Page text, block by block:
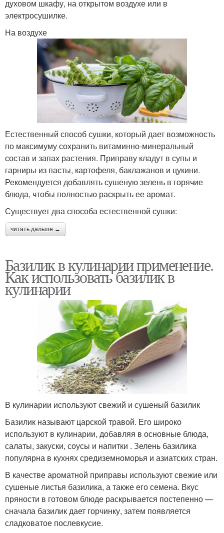
духовом шкафу, на открытом воздухе или в
электросушилке.
На воздухе
Естественный способ сушки, который дает возможность
по максимуму сохранить витаминно-минеральный
состав и запах растения. Приправу кладут в супы и
гарниры из пасты, картофеля, баклажанов и цукини.
Рекомендуется добавлять сушеную зелень в горячие
блюда, чтобы полностью раскрыть ее аромат.
Существует два способа естественной сушки:
читать дальше →
Базилик в кулинарии применение.
Как использовать базилик в
кулинарии
В кулинарии используют свежий и сушеный базилик
Базилик называют царской травой. Его широко
используют в кулинарии, добавляя в основные блюда,
салаты, закуски, соусы и напитки . Зелень базилика
популярна в кухнях средиземноморья и азиатских стран.
В качестве ароматной приправы используют свежие или
сушеные листья базилика, а также его семена. Вкус
пряности в готовом блюде раскрывается постепенно —
сначала базилик дает горчинку, затем появляется
сладковатое послевкусие.